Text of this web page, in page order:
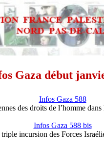
Gaza début
Infos Gaza 588
des droits de l’homme
Infos Gaza 588 bis
incursion des Forces